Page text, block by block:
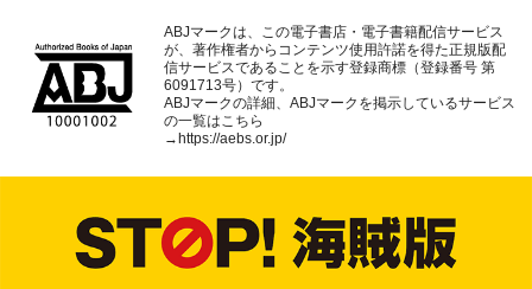
ABJマークは、この電子書店・電子書籍配信サービス
が、著作権者からコンテンツ使用許諾を得た正規版配
信サービスであることを示す登録商標（登録番号 第
6091713号）です。
ABJマークの詳細、ABJマークを掲示しているサービス
の一覧はこちら
→https://aebs.or.jp/